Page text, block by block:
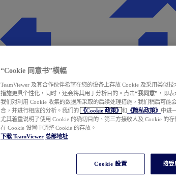
“Cookie 同意书”横幅
TeamViewer 及其合作伙伴希望在您的设备上存放 Cookie 及采用类似
措施更具个性化，同时，还会将其用于分析目的。点击“我同意” ，即
我们对利用 Cookie 收集的数据所采取的后续处理措施，我们稍后可能
合，并进行相应的分析。我们的
《Cookie 政策》 和 《隐私政策》 中进
尤其着重说明了使用 Cookie 的确切目的、第三方接收人及 Cookie 的
在 Cookie 设置中调整 Cookie 的存放。
下载 TeamViewer 总部地址
Cookie 設置 接受